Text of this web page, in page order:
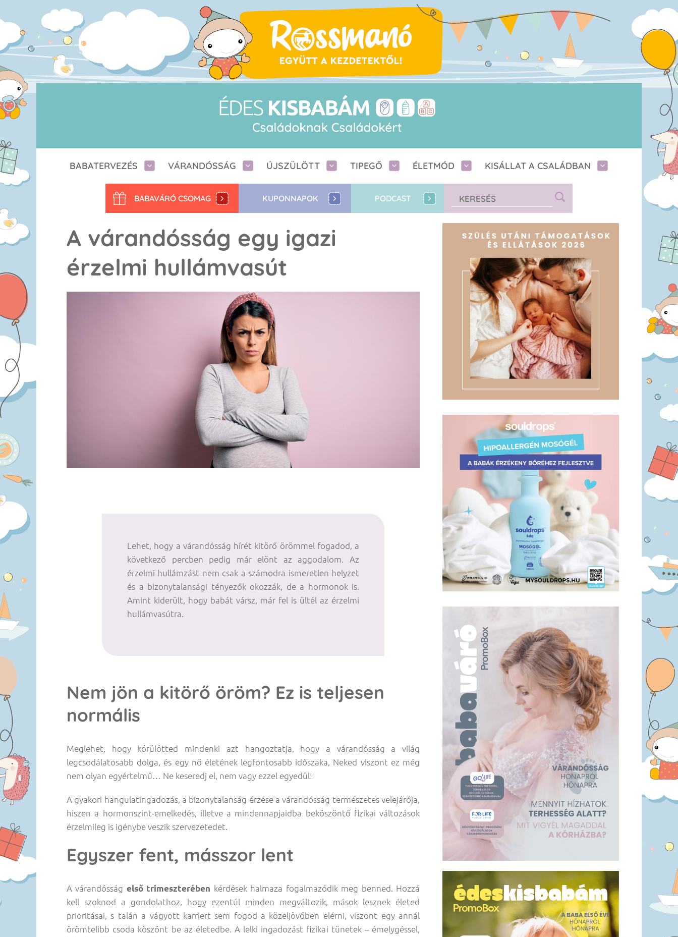
BABATERVEZÉS VÁRANDÓSSÁG ÚJSZÜLÖTT TIPEGŐ ÉLETMÓD KISÁLLAT A CSALÁDBAN
BABAVÁRÓ CSOMAG KUPONNAPOK PODCAST
A várandósság egy igazi
érzelmi hullámvasút
Lehet, hogy a várandósság hírét kitörő örömmel fogadod, a
következő percben pedig már elönt az aggodalom. Az
érzelmi hullámzást nem csak a számodra ismeretlen helyzet
és a bizonytalansági tényezők okozzák, de a hormonok is.
Amint kiderült, hogy babát vársz, már fel is ültél az érzelmi
hullámvasútra.
Nem jön a kitörő öröm? Ez is teljesen
normális
Meglehet, hogy körülötted mindenki azt hangoztatja, hogy a várandósság a világ
legcsodálatosabb dolga, és egy nő életének legfontosabb időszaka, Neked viszont ez még
nem olyan egyértelmű… Ne keseredj el, nem vagy ezzel egyedül!
A gyakori hangulatingadozás, a bizonytalanság érzése a várandósság természetes velejárója,
hiszen a hormonszint-emelkedés, illetve a mindennapjaidba beköszöntő fizikai változások
érzelmileg is igénybe veszik szervezetedet.
Egyszer fent, másszor lent
A várandósság első trimeszterében kérdések halmaza fogalmazódik meg benned. Hozzá
kell szoknod a gondolathoz, hogy ezentúl minden megváltozik, mások lesznek életed
prioritásai, s talán a vágyott karriert sem fogod a közeljövőben elérni, viszont egy annál
örömtelibb csoda köszönt be az életedbe. A lelki ingadozást fizikai tünetek – émelygéssel,